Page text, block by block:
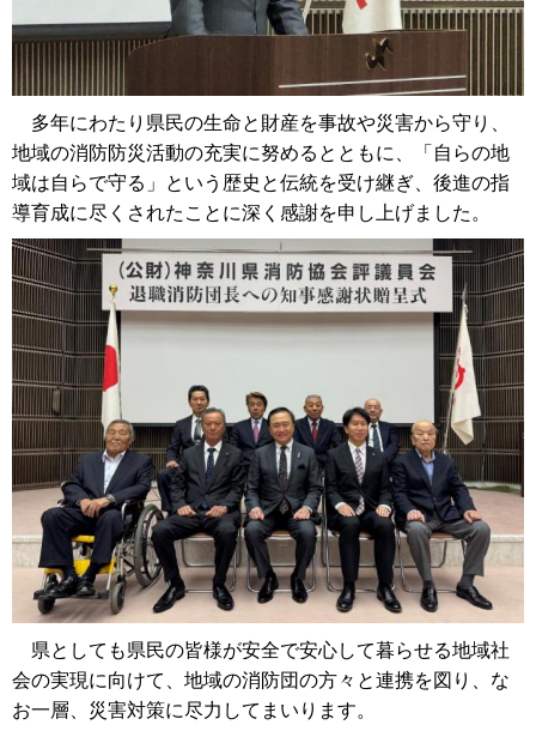
多年にわたり県民の生命と財産を事故や災害から守り、
地域の消防防災活動の充実に努めるとともに、「自らの地
域は自らで守る」という歴史と伝統を受け継ぎ、後進の指
導育成に尽くされたことに深く感謝を申し上げました。
県としても県民の皆様が安全で安心して暮らせる地域社
会の実現に向けて、地域の消防団の方々と連携を図り、な
お一層、災害対策に尽力してまいります。